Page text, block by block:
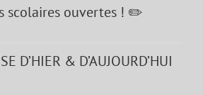
scolaires ouvertes ! ✏️
D’HIER & D’AUJOURD’HUI